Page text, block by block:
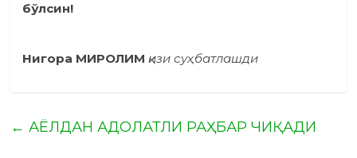
бўлсин!
Нигора МИРОЛИМ қизи суҳбатлашди
← АЁЛДАН АДОЛАТЛИ РАҲБАР ЧИҚАДИ